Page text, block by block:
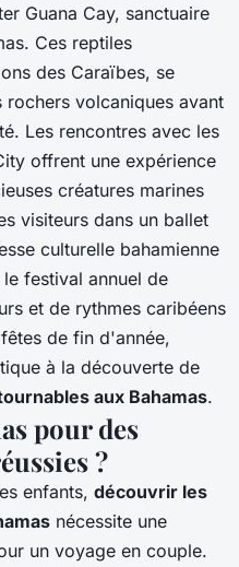
Guana Cay, sanctuaire
Ces reptiles
des Caraïbes, se
rochers volcaniques avant
Les rencontres avec les
offrent une expérience
créatures marines
visiteurs dans un ballet
culturelle bahamienne
festival annuel de
et de rythmes caribéens
de fin d'année,
à la découverte de
aux Bahamas.
pour des
?
enfants, découvrir les
nécessite une
un voyage en couple.